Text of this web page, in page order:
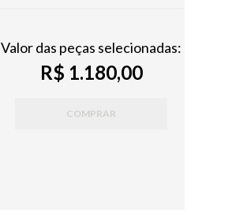
ADICIONAR
Valor das peças selecionadas:
R$ 1.180,00
COMPRAR